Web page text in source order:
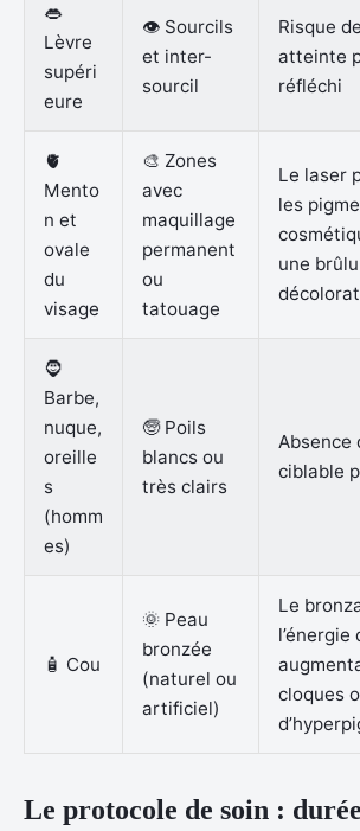
👄
Lèvre
supéri
eure
👁️ Sourcils
et inter-
sourcil
Risque
atteinte
réfléchi
🫀
Mento
n et
ovale
du
visage
🎨 Zones
avec
maquillage
permanent
ou
tatouage
Le laser
les
une
🧔
Barbe,
nuque,
oreille
s
(homm
es)
🧓 Poils
blancs ou
très clairs
Absence
ciblable
🧴 Cou
🌞 Peau
bronzée
(naturel ou
artificiel)
Le
l’énergie
cloques
Le protocole de soin :